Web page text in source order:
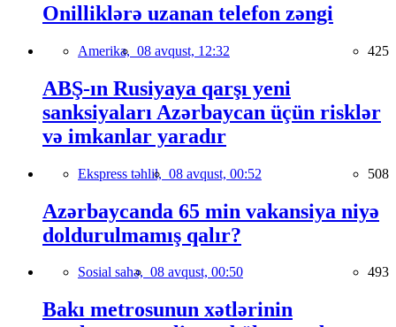
Onilliklərə uzanan telefon zəngi
Amerika, 08 avqust, 12:32 425
ABŞ-ın Rusiyaya qarşı yeni
sanksiyaları Azərbaycan üçün risklər
və imkanlar yaradır
Ekspress təhlil, 08 avqust, 00:52 508
Azərbaycanda 65 min vakansiya niyə
doldurulmamış qalır?
Sosial sahə, 08 avqust, 00:50 493
Bakı metrosunun xətlərinin